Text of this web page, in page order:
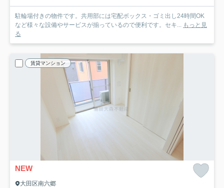
駐輪場付きの物件です。共用部には宅配ボックス・ゴミ出し24時間OK
など様々な設備やサービスが揃っているので便利です。セキ... もっと見
る
賃貸マンション
NEW
大田区南六郷